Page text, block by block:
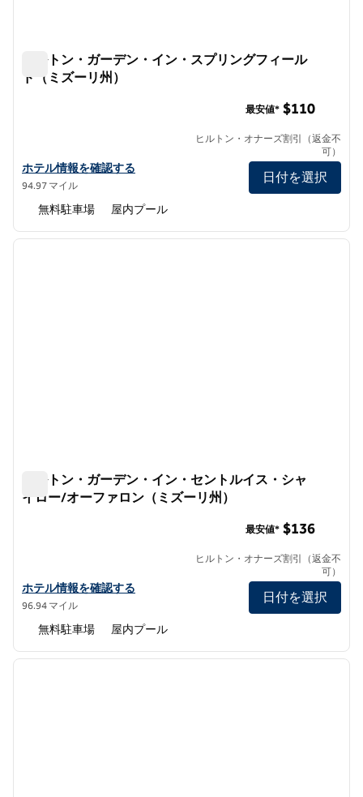
ヒルトン・ガーデン・イン・スプリングフィール
ド（ミズーリ州）
ヒルトン・ガーデン・イン・スプリングフィールド・ホテルの詳
ホテル情報を確認する
94.97 マイル
最安値* $110
ヒルトン・オナーズ割引（返金不
可）
日付を選択
無料駐車場 屋内プール
1/12
次の
ヒルトン・ガーデン・イン・セントルイス・シャ
イロー/オーファロン（ミズーリ州）
ヒルトン・ガーデン・イン・セントルイス/オファロンの詳細を表
ホテル情報を確認する
96.94 マイル
最安値* $136
ヒルトン・オナーズ割引（返金不
可）
日付を選択
無料駐車場 屋内プール
1/12
次の